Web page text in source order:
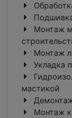
Монтаж
Монтаж
Укладка
мастикой
Монтаж